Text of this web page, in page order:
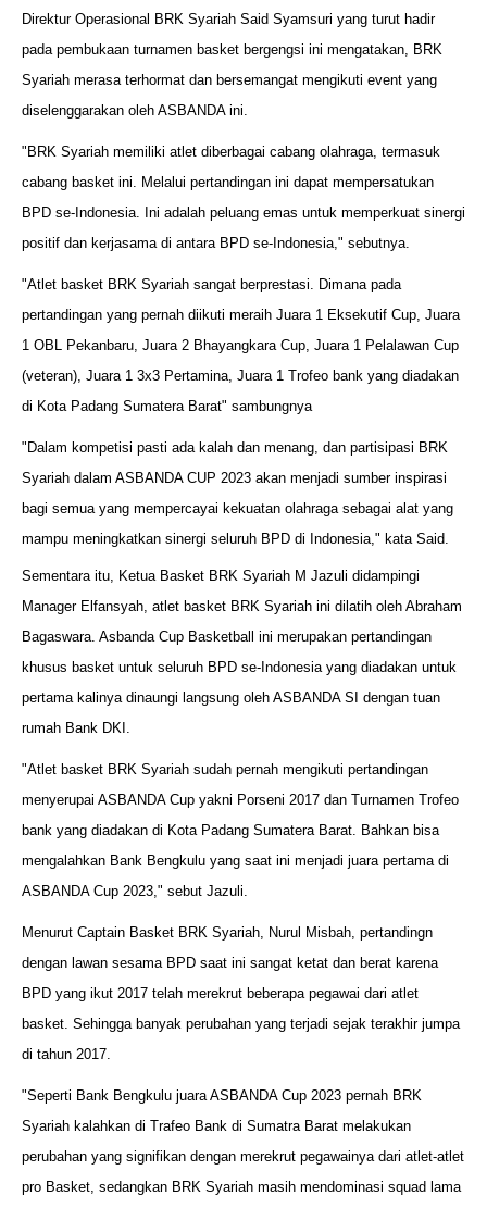
Direktur Operasional BRK Syariah Said Syamsuri yang turut hadir
pada pembukaan turnamen basket bergengsi ini mengatakan, BRK
Syariah merasa terhormat dan bersemangat mengikuti event yang
diselenggarakan oleh ASBANDA ini.
"BRK Syariah memiliki atlet diberbagai cabang olahraga, termasuk
cabang basket ini. Melalui pertandingan ini dapat mempersatukan
BPD se-Indonesia. Ini adalah peluang emas untuk memperkuat sinergi
positif dan kerjasama di antara BPD se-Indonesia," sebutnya.
"Atlet basket BRK Syariah sangat berprestasi. Dimana pada
pertandingan yang pernah diikuti meraih Juara 1 Eksekutif Cup, Juara
1 OBL Pekanbaru, Juara 2 Bhayangkara Cup, Juara 1 Pelalawan Cup
(veteran), Juara 1 3x3 Pertamina, Juara 1 Trofeo bank yang diadakan
di Kota Padang Sumatera Barat" sambungnya
"Dalam kompetisi pasti ada kalah dan menang, dan partisipasi BRK
Syariah dalam ASBANDA CUP 2023 akan menjadi sumber inspirasi
bagi semua yang mempercayai kekuatan olahraga sebagai alat yang
mampu meningkatkan sinergi seluruh BPD di Indonesia," kata Said.
Sementara itu, Ketua Basket BRK Syariah M Jazuli didampingi
Manager Elfansyah, atlet basket BRK Syariah ini dilatih oleh Abraham
Bagaswara. Asbanda Cup Basketball ini merupakan pertandingan
khusus basket untuk seluruh BPD se-Indonesia yang diadakan untuk
pertama kalinya dinaungi langsung oleh ASBANDA SI dengan tuan
rumah Bank DKI.
"Atlet basket BRK Syariah sudah pernah mengikuti pertandingan
menyerupai ASBANDA Cup yakni Porseni 2017 dan Turnamen Trofeo
bank yang diadakan di Kota Padang Sumatera Barat. Bahkan bisa
mengalahkan Bank Bengkulu yang saat ini menjadi juara pertama di
ASBANDA Cup 2023," sebut Jazuli.
Menurut Captain Basket BRK Syariah, Nurul Misbah, pertandingn
dengan lawan sesama BPD saat ini sangat ketat dan berat karena
BPD yang ikut 2017 telah merekrut beberapa pegawai dari atlet
basket. Sehingga banyak perubahan yang terjadi sejak terakhir jumpa
di tahun 2017.
"Seperti Bank Bengkulu juara ASBANDA Cup 2023 pernah BRK
Syariah kalahkan di Trafeo Bank di Sumatra Barat melakukan
perubahan yang signifikan dengan merekrut pegawainya dari atlet-atlet
pro Basket, sedangkan BRK Syariah masih mendominasi squad lama